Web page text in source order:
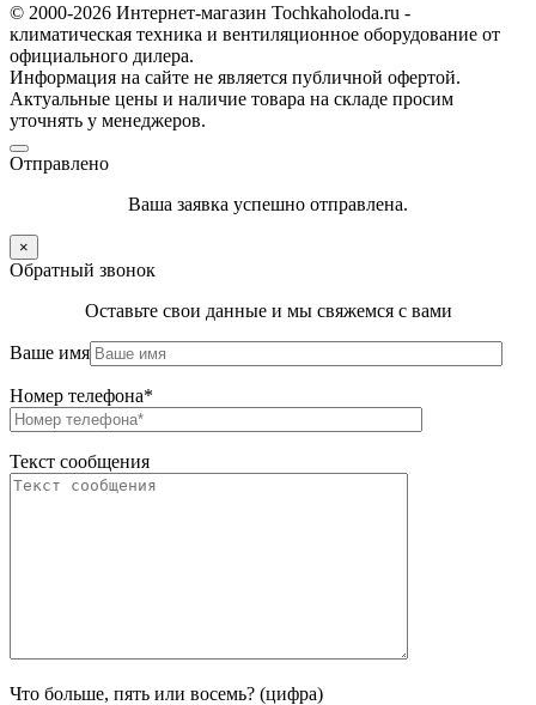
© 2000-2026 Интернет-магазин Tochkaholoda.ru -
климатическая техника и вентиляционное оборудование от
официального дилера.
Информация на сайте не является публичной офертой.
Актуальные цены и наличие товара на складе просим
уточнять у менеджеров.
Отправлено
Ваша заявка успешно отправлена.
×
Обратный звонок
Оставьте свои данные и мы свяжемся с вами
Ваше имя
Номер телефона*
Текст сообщения
Что больше, пять или восемь? (цифра)